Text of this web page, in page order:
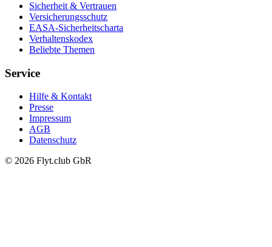
Sicherheit & Vertrauen
Versicherungsschutz
EASA-Sicherheitscharta
Verhaltenskodex
Beliebte Themen
Service
Hilfe & Kontakt
Presse
Impressum
AGB
Datenschutz
© 2026 Flyt.club GbR